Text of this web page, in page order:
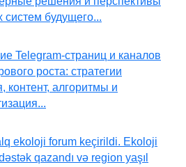
систем будущего...
Telegram-страниц и каналов
роста: стратегии
контент, алгоритмы и
ekoloji forum keçirildi. Ekoloji
qazandı və region yaşıl